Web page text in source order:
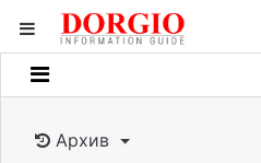
Мэдээллийн
Банк санхүү
Архив